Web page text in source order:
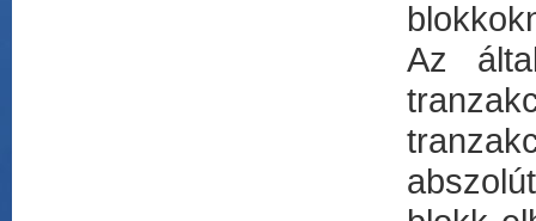
Az